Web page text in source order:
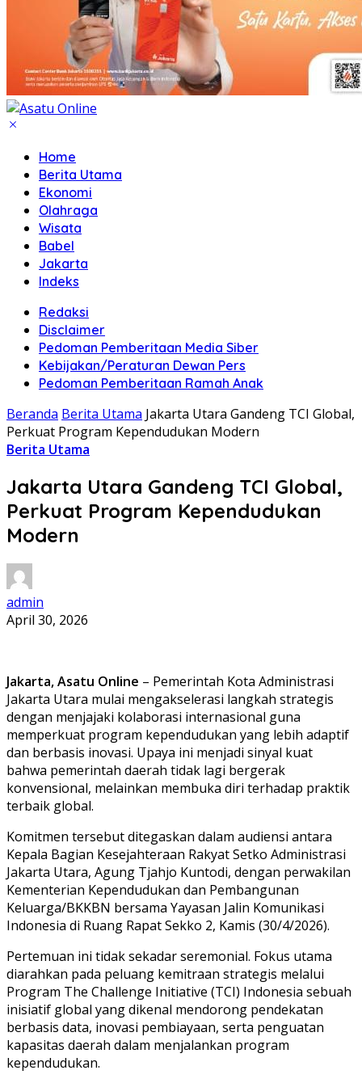
Home
Berita Utama
Ekonomi
Olahraga
Wisata
Babel
Jakarta
Indeks
Redaksi
Disclaimer
Pedoman Pemberitaan Media Siber
Kebijakan/Peraturan Dewan Pers
Pedoman Pemberitaan Ramah Anak
Beranda Berita Utama Jakarta Utara Gandeng TCI Global,
Perkuat Program Kependudukan Modern
Berita Utama
Jakarta Utara Gandeng TCI Global,
Perkuat Program Kependudukan
Modern
admin
April 30, 2026
Jakarta, Asatu Online – Pemerintah Kota Administrasi
Jakarta Utara mulai mengakselerasi langkah strategis
dengan menjajaki kolaborasi internasional guna
memperkuat program kependudukan yang lebih adaptif
dan berbasis inovasi. Upaya ini menjadi sinyal kuat
bahwa pemerintah daerah tidak lagi bergerak
konvensional, melainkan membuka diri terhadap praktik
terbaik global.
Komitmen tersebut ditegaskan dalam audiensi antara
Kepala Bagian Kesejahteraan Rakyat Setko Administrasi
Jakarta Utara, Agung Tjahjo Kuntodi, dengan perwakilan
Kementerian Kependudukan dan Pembangunan
Keluarga/BKKBN bersama Yayasan Jalin Komunikasi
Indonesia di Ruang Rapat Sekko 2, Kamis (30/4/2026).
Pertemuan ini tidak sekadar seremonial. Fokus utama
diarahkan pada peluang kemitraan strategis melalui
Program The Challenge Initiative (TCI) Indonesia sebuah
inisiatif global yang dikenal mendorong pendekatan
berbasis data, inovasi pembiayaan, serta penguatan
kapasitas daerah dalam menjalankan program
kependudukan.